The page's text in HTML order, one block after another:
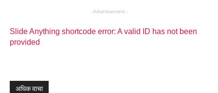
- Advertisement -
Slide Anything shortcode error: A valid ID has not been
provided
अधिक वाचा